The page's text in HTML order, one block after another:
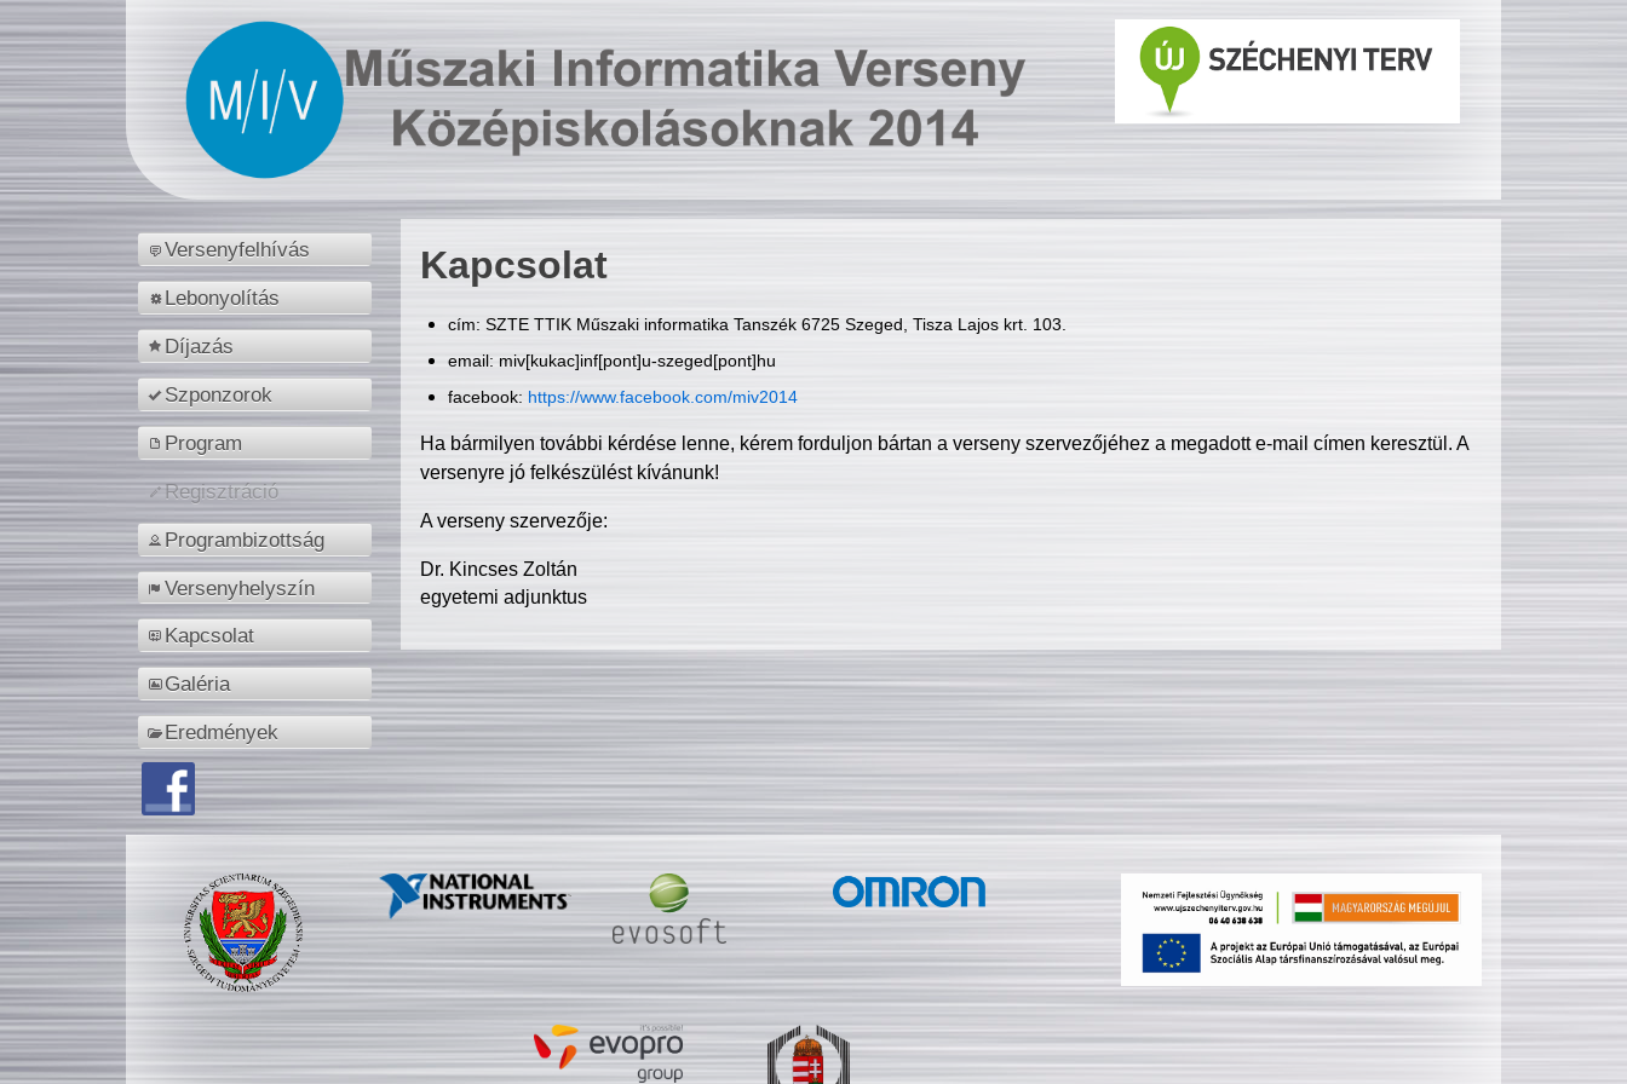
Versenyfelhívás
Lebonyolítás
Díjazás
Szponzorok
Program
Regisztráció
Programbizottság
Versenyhelyszín
Kapcsolat
Galéria
Eredmények
Kapcsolat
cím: SZTE TTIK Műszaki informatika Tanszék 6725 Szeged, Tisza Lajos krt. 103.
email: miv[kukac]inf[pont]u-szeged[pont]hu
facebook: https://www.facebook.com/miv2014
Ha bármilyen további kérdése lenne, kérem forduljon bártan a verseny szervezőjéhez a megadott e-mail címen keresztül. A
versenyre jó felkészülést kívánunk!
A verseny szervezője:
Dr. Kincses Zoltán
egyetemi adjunktus